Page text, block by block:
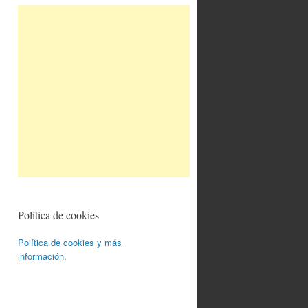
Política de cookies
Política de cookies y más
información.